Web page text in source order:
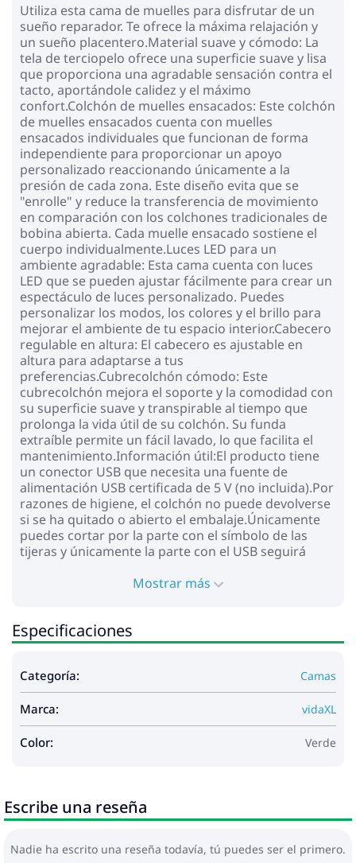
Utiliza esta cama de muelles para disfrutar de un
sueño reparador. Te ofrece la máxima relajación y
un sueño placentero.Material suave y cómodo: La
tela de terciopelo ofrece una superficie suave y lisa
que proporciona una agradable sensación contra el
tacto, aportándole calidez y el máximo
confort.Colchón de muelles ensacados: Este colchón
de muelles ensacados cuenta con muelles
ensacados individuales que funcionan de forma
independiente para proporcionar un apoyo
personalizado reaccionando únicamente a la
presión de cada zona. Este diseño evita que se
"enrolle" y reduce la transferencia de movimiento
en comparación con los colchones tradicionales de
bobina abierta. Cada muelle ensacado sostiene el
cuerpo individualmente.Luces LED para un
ambiente agradable: Esta cama cuenta con luces
LED que se pueden ajustar fácilmente para crear un
espectáculo de luces personalizado. Puedes
personalizar los modos, los colores y el brillo para
mejorar el ambiente de tu espacio interior.Cabecero
regulable en altura: El cabecero es ajustable en
altura para adaptarse a tus
preferencias.Cubrecolchón cómodo: Este
cubrecolchón mejora el soporte y la comodidad con
su superficie suave y transpirable al tiempo que
prolonga la vida útil de su colchón. Su funda
extraíble permite un fácil lavado, lo que facilita el
mantenimiento.Información útil:El producto tiene
un conector USB que necesita una fuente de
alimentación USB certificada de 5 V (no incluida).Por
razones de higiene, el colchón no puede devolverse
si se ha quitado o abierto el embalaje.Únicamente
puedes cortar por la parte con el símbolo de las
tijeras y únicamente la parte con el USB seguirá
Estructura de la cama con cabecero:
Material: Terciopelo (100% poliéster), madera
de ingeniería, madera contrachapada
ancho x alto)
Patas de plástico grueso
Requiere montaje: Sí
Colchón:
Material: Terciopelo (100% poliéster)
Dimensiones: 90 x 200 x 20 cm (ancho x largo x
alto)
Colchón superior topper:
Mostrar más
Especificaciones
Categoría: Camas
Marca: vidaXL
Color: Verde
Escribe una reseña
Nadie ha escrito una reseña todavía, tú puedes ser el primero.